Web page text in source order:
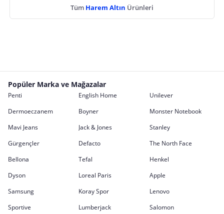
Tüm Harem Altın Ürünleri
Popüler Marka ve Mağazalar
Penti English Home
Unilever
Dermoeczanem
Boyner
Monster Notebook
Mavi Jeans
Jack & Jones
Stanley
Gürgençler
Defacto
The North Face
Bellona
Tefal
Henkel
Dyson
Loreal Paris
Apple
Samsung
Koray Spor
Lenovo
Sportive
Lumberjack Salomon